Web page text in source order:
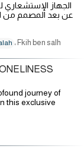
الجهاز
عن بعد المصمم من
يحتوي على
، Fkih ben salh
journey of
this exclusive
ismail
beauty of a
the two emptyy